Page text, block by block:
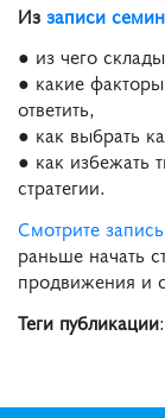
Из записи
● из чего
● какие
ответить,
● как выбрать
● как избежать
стратегии.
Смотрите
раньше начать
продвижения и
Теги публикации